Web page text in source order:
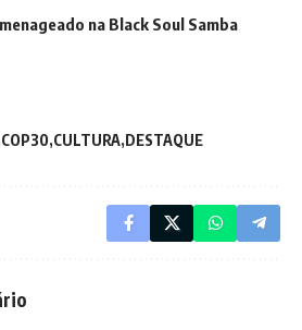
na Black Soul Samba
COP30 CULTURA DESTAQUE